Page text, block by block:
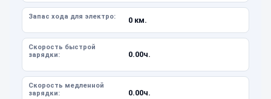
Запас хода для электро: 0 км.
Скорость быстрой
зарядки:
0.00ч.
Скорость медленной
зарядки:
0.00ч.